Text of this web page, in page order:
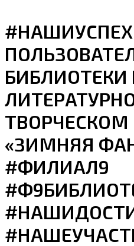
БИБЛИОТЕКИ
ТВОРЧЕСКОМ
«ЗИМНЯЯ
#ФИЛИАЛ9